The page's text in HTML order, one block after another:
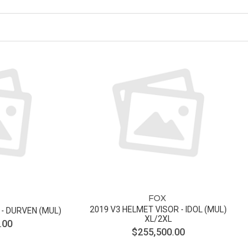
DURVEN (MUL)
FOX
2019 V3 HELMET VISOR - IDOL (MUL)
XL/2XL
$255,500.00